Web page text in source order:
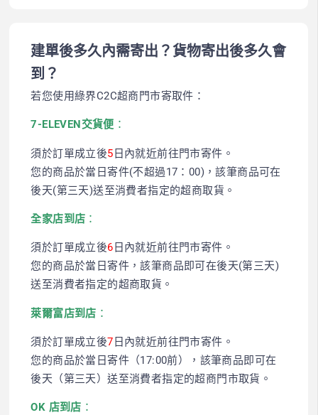
建單後多久內需寄出？貨物寄出後多久會
到？
若您使用綠界C2C超商門市寄取件：
7-ELEVEN交貨便 ：
須於訂單成立後5 日內就近前往門市寄件。
您的商品於當日寄件(不超過17：00)，該筆商品可在
後天(第三天)送至消費者指定的超商取貨。
全家店到店 ：
須於訂單成立後6 日內就近前往門市寄件。
您的商品於當日寄件，該筆商品即可在後天(第三天)
送至消費者指定的超商取貨。
萊爾富店到店 ：
須於訂單成立後7 日內就近前往門市寄件。
您的商品於當日寄件（17:00前），該筆商品即可在
後天（第三天）送至消費者指定的超商門市取貨。
OK 店到店 ：